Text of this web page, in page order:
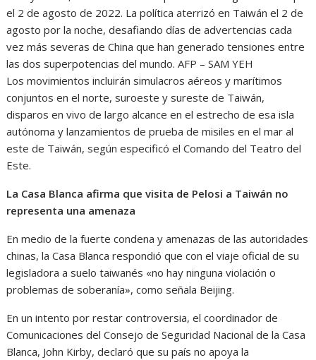
el 2 de agosto de 2022. La política aterrizó en Taiwán el 2 de
agosto por la noche, desafiando días de advertencias cada
vez más severas de China que han generado tensiones entre
las dos superpotencias del mundo. AFP – SAM YEH
Los movimientos incluirán simulacros aéreos y marítimos
conjuntos en el norte, suroeste y sureste de Taiwán,
disparos en vivo de largo alcance en el estrecho de esa isla
autónoma y lanzamientos de prueba de misiles en el mar al
este de Taiwán, según especificó el Comando del Teatro del
Este.
La Casa Blanca afirma que visita de Pelosi a Taiwán no
representa una amenaza
En medio de la fuerte condena y amenazas de las autoridades
chinas, la Casa Blanca respondió que con el viaje oficial de su
legisladora a suelo taiwanés «no hay ninguna violación o
problemas de soberanía», como señala Beijing.
En un intento por restar controversia, el coordinador de
Comunicaciones del Consejo de Seguridad Nacional de la Casa
Blanca, John Kirby, declaró que su país no apoya la